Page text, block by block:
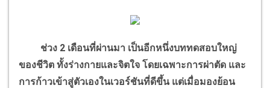
ช่วง 2 เดือนที่ผ่านมา เป็นอีกหนึ่งบททดสอบใหญ่
ของชีวิต ทั้งร่างกายและจิตใจ โดยเฉพาะการผ่าตัด และ
การก้าวเข้าสู่ตัวเองในเวอร์ชันที่ดีขึ้น แต่เมื่อมองย้อน